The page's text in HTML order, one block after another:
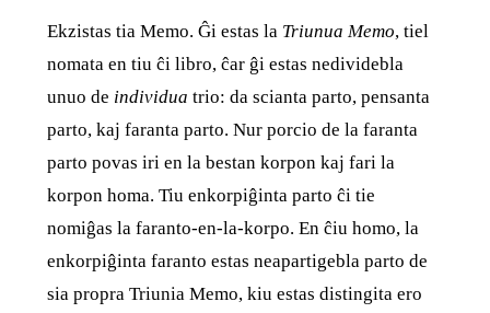
Ekzistas tia Memo. Ĝi estas la Triunua Memo, tiel
nomata en tiu ĉi libro, ĉar ĝi estas nedividebla
unuo de individua trio: da scianta parto, pensanta
parto, kaj faranta parto. Nur porcio de la faranta
parto povas iri en la bestan korpon kaj fari la
korpon homa. Tiu enkorpiĝinta parto ĉi tie
nomiĝas la faranto-en-la-korpo. En ĉiu homo, la
enkorpiĝinta faranto estas neapartigebla parto de
sia propra Triunia Memo, kiu estas distingita ero